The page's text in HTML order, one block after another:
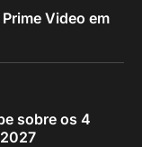
Video em
sobre os 4